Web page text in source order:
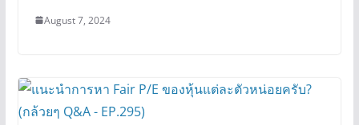
August 7, 2024